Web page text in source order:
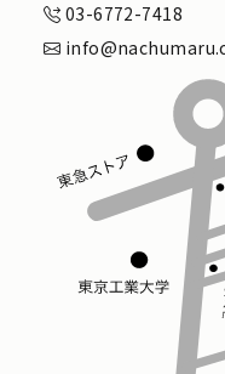
03-6772-7418